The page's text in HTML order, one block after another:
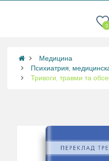
0
Медицина
Психиатрия,
Тривоги, травми та